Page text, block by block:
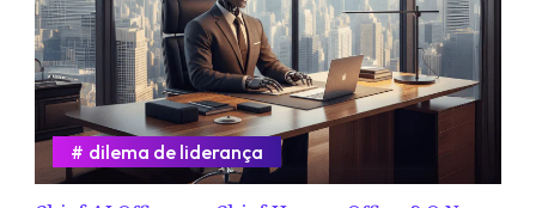
dilema de liderança